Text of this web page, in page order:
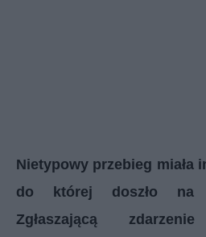
Nietypowy przebieg miała
do której doszło na
Zgłaszającą